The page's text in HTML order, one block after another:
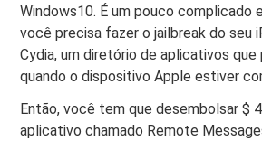
Windows10. É um pouco complicado
você precisa fazer o jailbreak do seu
Cydia, um diretório de aplicativos que
quando o dispositivo Apple estiver
Então, você tem que desembolsar $
aplicativo chamado Remote